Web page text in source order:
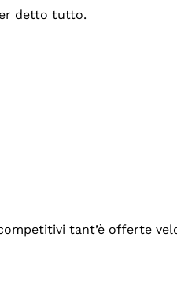
detto tutto.
tant’è offerte